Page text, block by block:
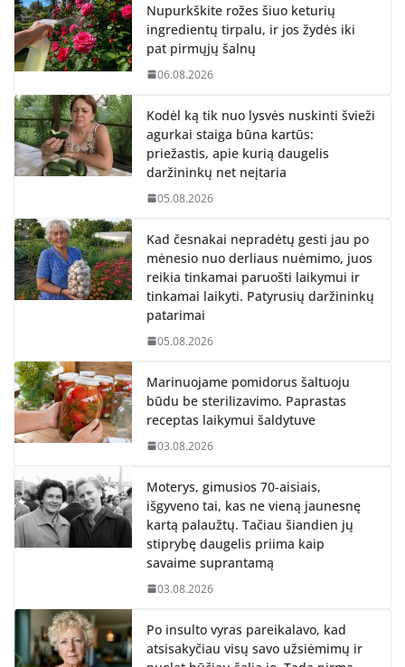
Nupurkškite rožes šiuo keturių
ingredientų tirpalu, ir jos žydės iki
pat pirmųjų šalnų
06.08.2026
Kodėl ką tik nuo lysvės nuskinti švieži
agurkai staiga būna kartūs:
priežastis, apie kurią daugelis
daržininkų net neįtaria
05.08.2026
Kad česnakai nepradėtų gesti jau po
mėnesio nuo derliaus nuėmimo, juos
reikia tinkamai paruošti laikymui ir
tinkamai laikyti. Patyrusių daržininkų
patarimai
05.08.2026
Marinuojame pomidorus šaltuoju
būdu be sterilizavimo. Paprastas
receptas laikymui šaldytuve
03.08.2026
Moterys, gimusios 70-aisiais,
išgyveno tai, kas ne vieną jaunesnę
kartą palaužtų. Tačiau šiandien jų
stiprybę daugelis priima kaip
savaime suprantamą
03.08.2026
Po insulto vyras pareikalavo, kad
atsisakyčiau visų savo užsiėmimų ir